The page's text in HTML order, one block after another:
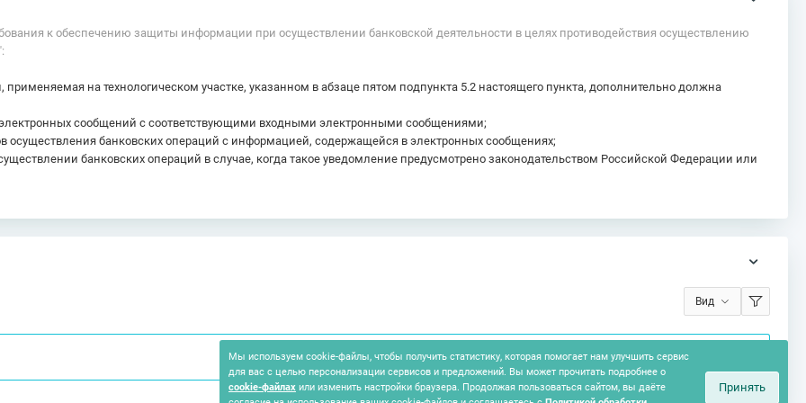
к обеспечению защиты информации при осуществлении банковской деятельности в целях противодействия осуществлению
на технологическом участке, указанном в абзаце пятом подпункта 5.2 настоящего пункта, дополнительно должна
электронных сообщений с соответствующими входными электронными сообщениями;
осуществления банковских операций с информацией, содержащейся в электронных сообщениях;
банковских операций в случае, когда такое уведомление предусмотрено законодательством Российской Федерации или
Вид
Мы используем cookie-файлы, чтобы получить статистику, которая помогает нам улучшить сервис
для вас с целью персонализации сервисов и предложений. Вы может прочитать подробнее о
cookie-файлах или изменить настройки браузера. Продолжая пользоваться сайтом, вы даёте
Принять